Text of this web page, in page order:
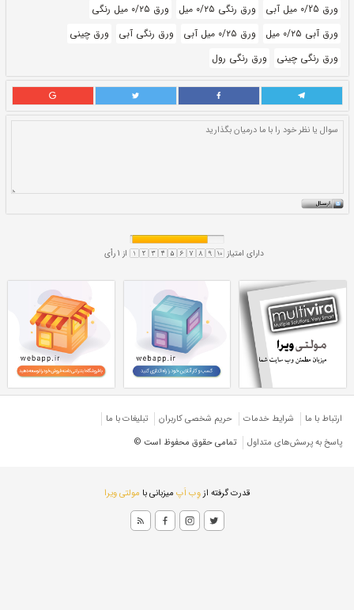
سایز و اندازه:
ورق آبی 0/25 میل
ورق ۰/۲۵ میل رنگی
ورق رنگی آبی
ورق چینی
ارتباط با ما شرایط خدمات حريم شخصی كاربران
تبليغات با ما
پاسخ به پرسش‌های متداول
تمامی حقوق محفوظ است ©
قدرت گرفته ازوِب اَپ میزبانی با مولتی ویرا